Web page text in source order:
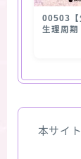
00503【
生理周期
本サイ